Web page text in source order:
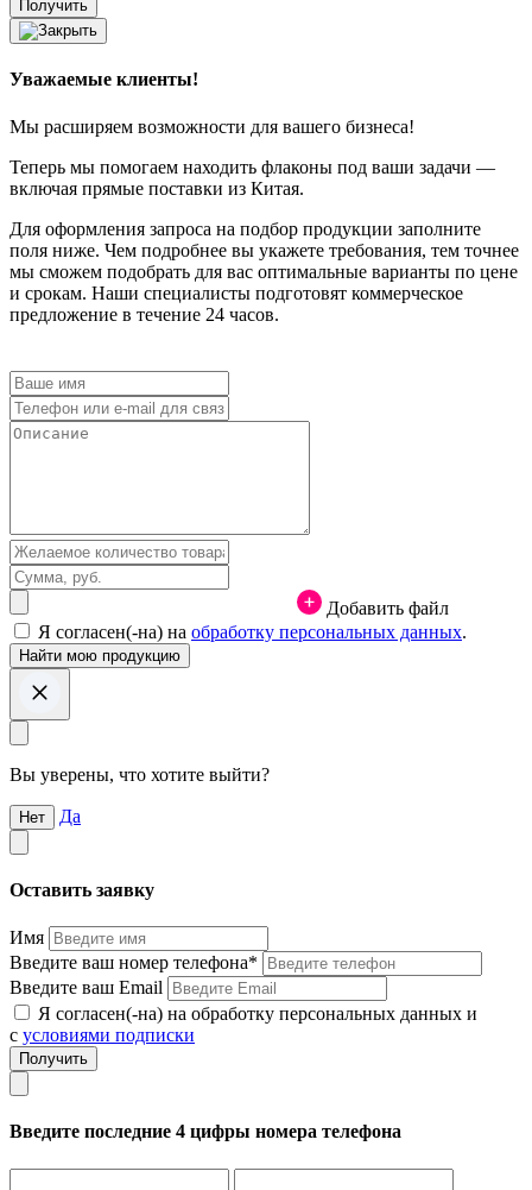
Уважаемые клиенты!
Мы расширяем возможности для вашего бизнеса!
Теперь мы помогаем находить флаконы под ваши задачи —
включая прямые поставки из Китая.
Для оформления запроса на подбор продукции заполните
поля ниже. Чем подробнее вы укажете требования, тем точнее
мы сможем подобрать для вас оптимальные варианты по цене
и срокам. Наши специалисты подготовят коммерческое
предложение в течение 24 часов.
Добавить файл
Я согласен(-на) на обработку персональных данных.
Вы уверены, что хотите выйти?
Нет Да
Оставить заявку
Имя
Введите ваш номер телефона*
Введите ваш Email
Я согласен(-на) на обработку персональных данных и
с условиями подписки
Введите последние 4 цифры номера телефона